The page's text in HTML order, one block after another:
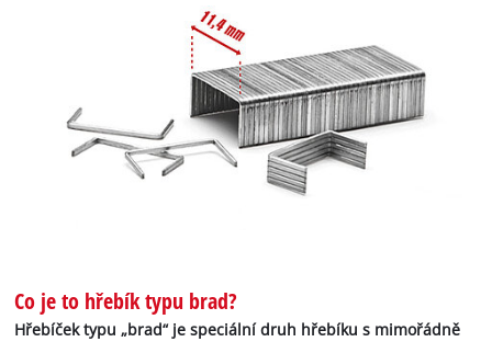
Co je to hřebík typu brad?
Hřebíček typu „brad“ je speciální druh hřebíku s mimořádně